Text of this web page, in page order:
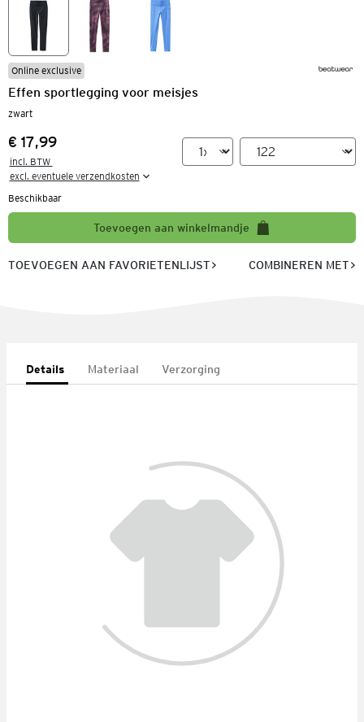
Online exclusive
Effen sportlegging voor meisjes
zwart
Prijs:
€ 17,99
incl. BTW
excl. eventuele verzendkosten
Beschikbaar
Toevoegen aan winkelmandje
TOEVOEGEN AAN FAVORIETENLIJST COMBINEREN MET
Details Materiaal Verzorging